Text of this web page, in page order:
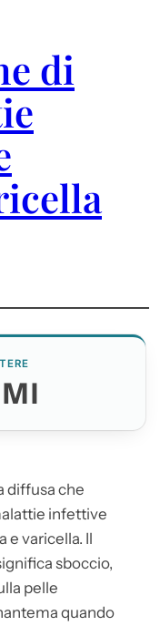
di
diffusa che
infettive
e varicella. Il
sboccio,
pelle
quando